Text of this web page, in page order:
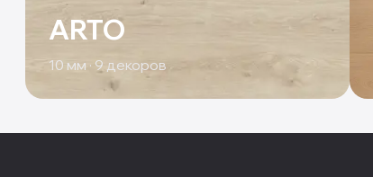
ARTO
10 мм · 9 декоров